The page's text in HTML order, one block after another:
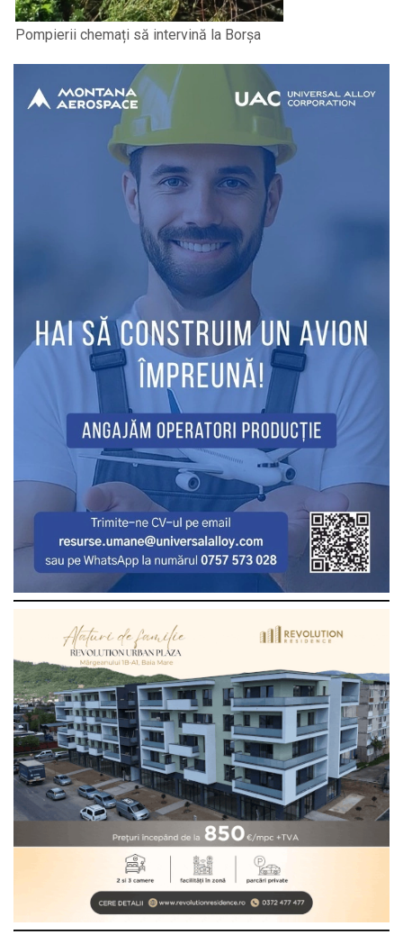
Pompierii chemați să intervină la Borșa